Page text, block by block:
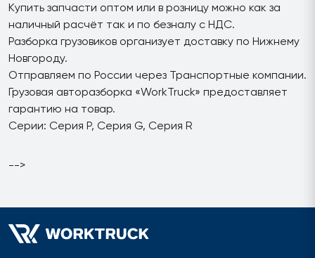
Купить запчасти оптом или в розницу можно как за
наличный расчёт так и по безналу с НДС.
Разборка грузовиков организует доставку по Нижнему
Новгороду.
Отправляем по России через Транспортные компании.
Грузовая авторазборка «WorkTruck» предоставляет
гарантию на товар.
Серии: Серия P, Серия G, Серия R
-->